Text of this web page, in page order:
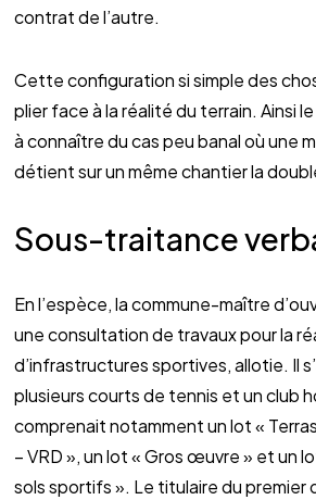
contrat de l’autre.
Cette configuration si simple des
plier face à la réalité du terrain. Ainsi
à connaître du cas peu banal où une
détient sur un même chantier la
Sous-traitance
En l’espèce, la commune-maître
une consultation de travaux pour la
d’infrastructures sportives, allotie. Il
plusieurs courts de tennis et un club
comprenait notamment un lot «
– VRD », un lot « Gros œuvre » et un
sols sportifs ». Le titulaire du premier